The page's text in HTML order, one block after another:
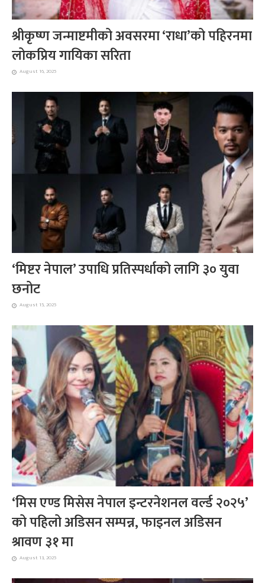
श्रीकृष्ण जन्माष्टमीको अवसरमा ‘राधा’को पहिरनमा
लोकप्रिय गायिका सरिता
August 16, 2025
‘मिष्टर नेपाल’ उपाधि प्रतिस्पर्धाको लागि ३० युवा
छनोट
August 15, 2025
‘मिस एण्ड मिसेस नेपाल इन्टरनेशनल वर्ल्ड २०२५’
को पहिलो अडिसन सम्पन्न, फाइनल अडिसन
श्रावण ३१ मा
August 13, 2025